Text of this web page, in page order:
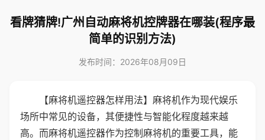
看牌猜牌!广州自动麻将机控牌器在哪装(程序最
简单的识别方法)
发布时间：2026年08月09日
【麻将机遥控器怎样用法】麻将机作为现代娱乐
场所中常见的设备，其便捷性与智能化程度越来越
高。而麻将机遥控器作为控制麻将机的重要工具，能